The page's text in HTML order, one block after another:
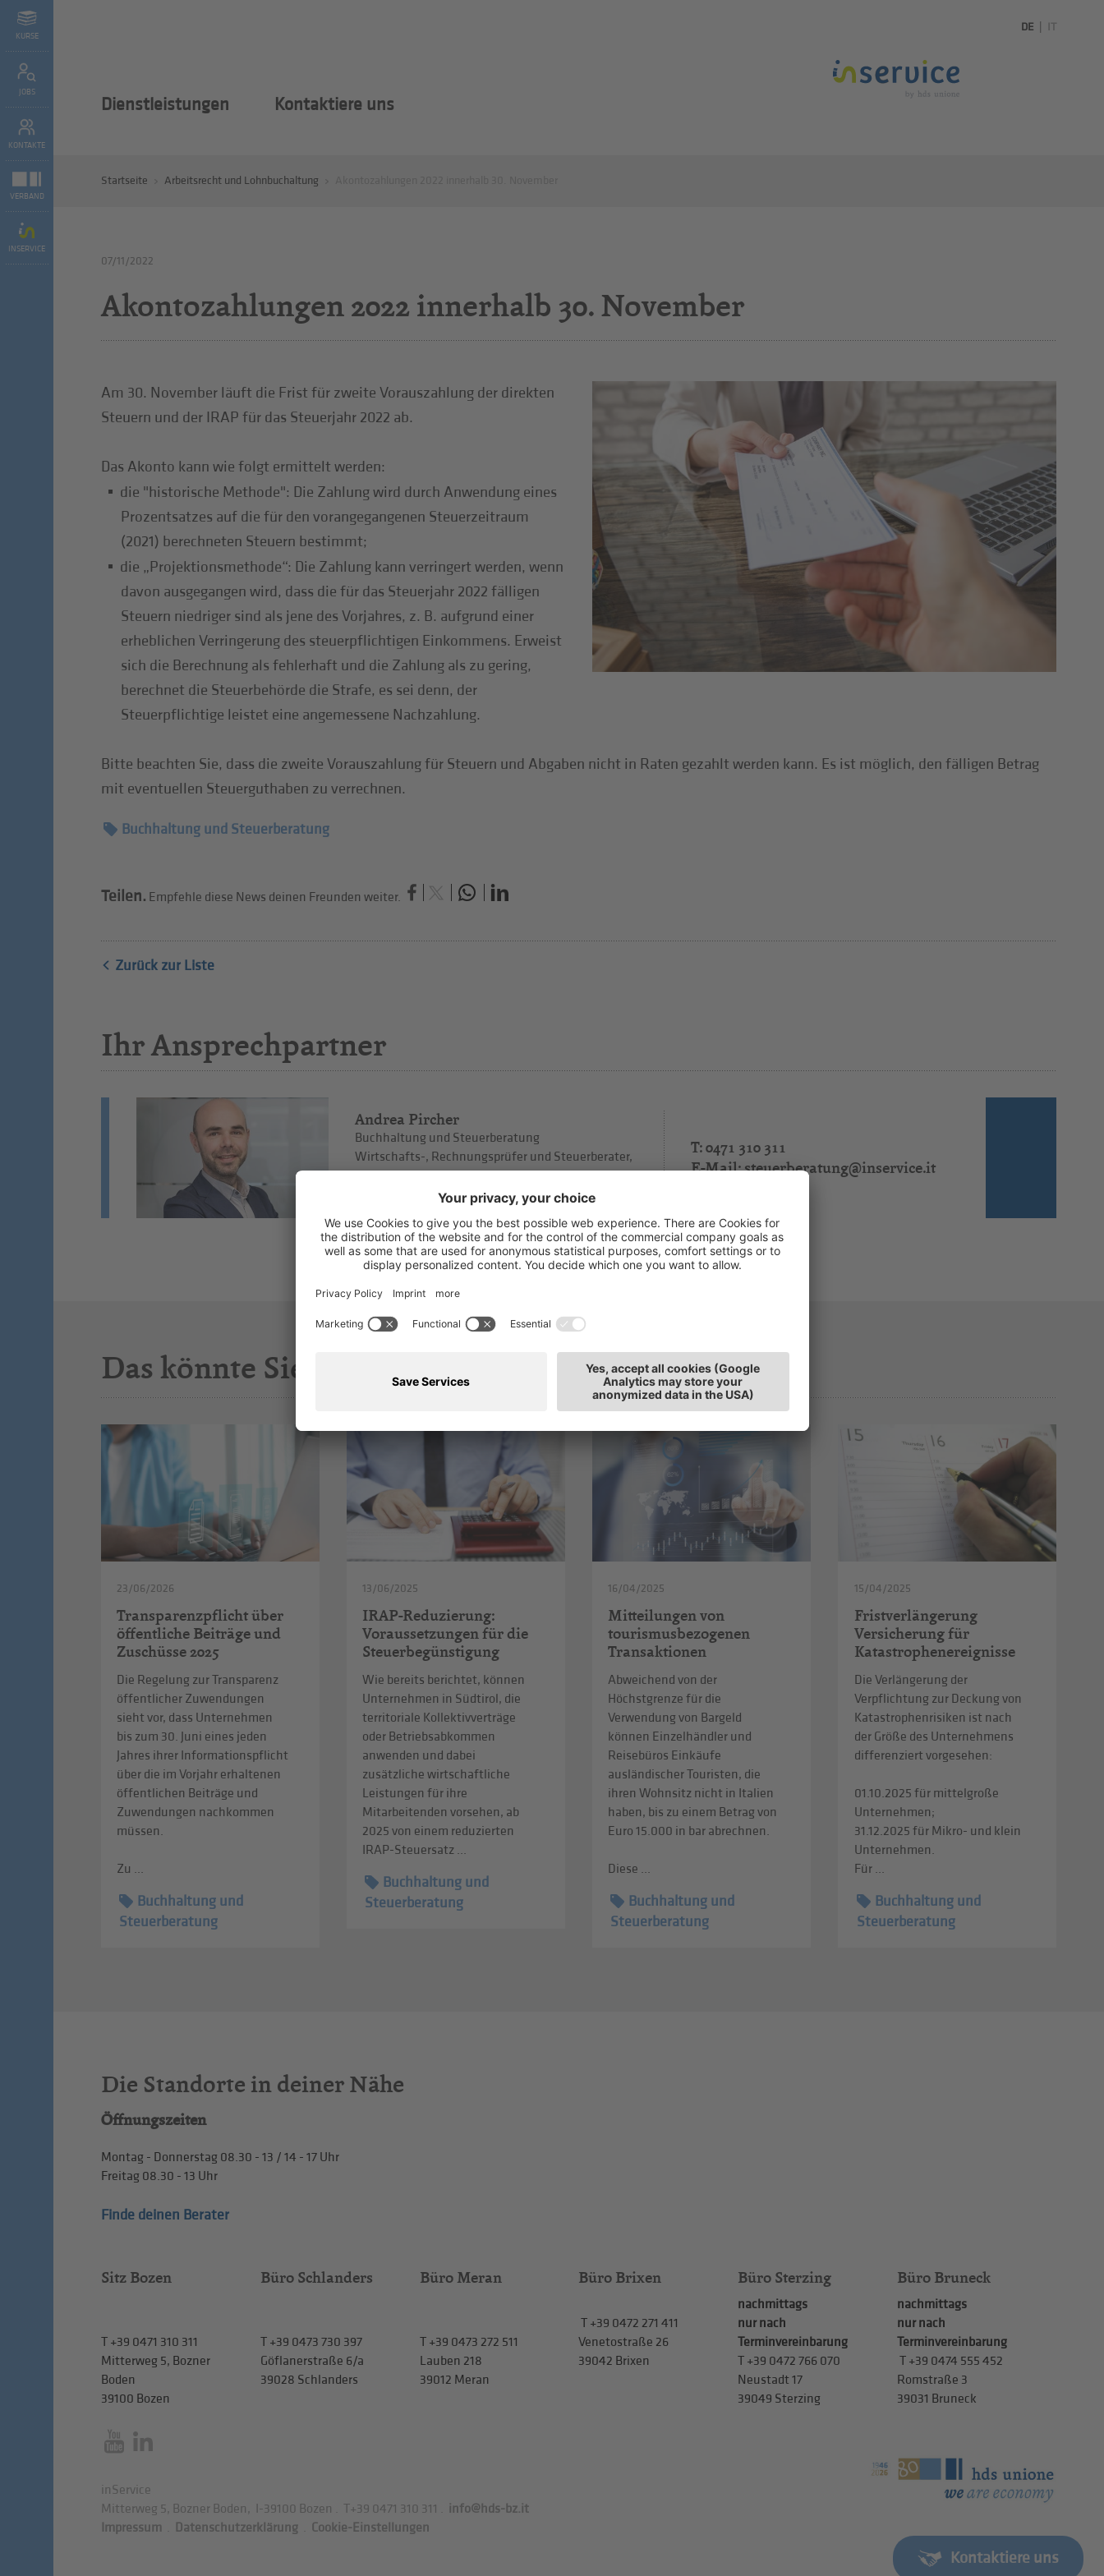
KURSE
JOBS
KONTAKTE
VERBAND
INSERVICE
DE IT
Dienstleistungen Kontaktiere uns
Startseite Arbeitsrecht und Lohnbuchaltung
07/11/2022
Akontozahlungen 2022 innerhalb 30. November
Am 30. November läuft die Frist für zweite Vorauszahlung der direkten
Steuern und der IRAP für das Steuerjahr 2022 ab.
Das Akonto kann wie folgt ermittelt werden:
die "historische Methode": Die Zahlung wird durch Anwendung eines
Prozentsatzes auf die für den vorangegangenen Steuerzeitraum
(2021) berechneten Steuern bestimmt;
die „Projektionsmethode“: Die Zahlung kann verringert werden, wenn
davon ausgegangen wird, dass die für das Steuerjahr 2022 fälligen
Steuern niedriger sind als jene des Vorjahres, z. B. aufgrund einer
erheblichen Verringerung des steuerpflichtigen Einkommens. Erweist
sich die Berechnung als fehlerhaft und die Zahlung als zu gering,
berechnet die Steuerbehörde die Strafe, es sei denn, der
Steuerpflichtige leistet eine angemessene Nachzahlung.
Bitte beachten Sie, dass die zweite Vorauszahlung für Steuern und Abgaben nicht in Raten gezahlt werden kann. Es ist möglich, den fälligen Betrag
mit eventuellen Steuerguthaben zu verrechnen.
Buchhaltung und Steuerberatung
Teilen. Empfehle diese News deinen Freunden weiter.
Zurück zur Liste
Ihr Ansprechpartner
Andrea Pircher
Buchhaltung und Steuerberatung
Wirtschafts-, Rechnungsprüfer und Steuerberater,
T: 0471 310 311
E-Mail:steuerberatung@inservice.it
Das könnte Sie auch interessieren
23/06/2026
Transparenzpflicht über
öffentliche Beiträge und
Zuschüsse 2025
Die Regelung zur Transparenz
öffentlicher Zuwendungen
sieht vor, dass Unternehmen
bis zum 30. Juni eines jeden
Jahres ihrer Informationspflicht
über die im Vorjahr erhaltenen
öffentlichen Beiträge und
Zuwendungen nachkommen
müssen.
Zu ...
Buchhaltung und
Steuerberatung
13/06/2025
IRAP-Reduzierung:
Voraussetzungen für die
Steuerbegünstigung
Wie bereits berichtet, können
Unternehmen in Südtirol, die
territoriale Kollektivverträge
oder Betriebsabkommen
anwenden und dabei
zusätzliche wirtschaftliche
Leistungen für ihre
Mitarbeitenden vorsehen, ab
2025 von einem reduzierten
IRAP-Steuersatz ...
Buchhaltung und
Steuerberatung
16/04/2025
Mitteilungen von
tourismusbezogenen
Transaktionen
Abweichend von der
Höchstgrenze für die
Verwendung von Bargeld
können Einzelhändler und
Reisebüros Einkäufe
ausländischer Touristen, die
ihren Wohnsitz nicht in Italien
haben, bis zu einem Betrag von
Euro 15.000 in bar abrechnen.
Diese ...
Buchhaltung und
Steuerberatung
15/04/2025
Fristverlängerung
Versicherung für
Katastrophenereignisse
Die Verlängerung der
Verpflichtung zur Deckung von
Katastrophenrisiken ist nach
der Größe des Unternehmens
differenziert vorgesehen:
01.10.2025 für mittelgroße
Unternehmen;
31.12.2025 für Mikro- und klein
Unternehmen.
Für ...
Buchhaltung und
Steuerberatung
Kontaktiere uns
Die Standorte in deiner Nähe
Öffnungszeiten
Montag - Donnerstag 08.30 - 13 / 14 - 17 Uhr
Freitag 08.30 - 13 Uhr
Finde deinen Berater
Sitz Bozen
T+39 0471 310 311
Mitterweg 5, Bozner
Boden
39100 Bozen
Büro Schlanders
T+39 0473 730 397
Göflanerstraße 6/a
39028 Schlanders
Büro Meran
T+39 0473 272 511
Lauben 218
39012 Meran
Büro Brixen
T +39 0472 271 411
Venetostraße 26
39042 Brixen
Büro Sterzing
nachmittags
nur nach
Terminvereinbarung
T +39 0472 766 070
Neustadt 17
39049 Sterzing
Büro Bruneck
nachmittags
nur nach
Terminvereinbarung
T +39 0474 555 452
Romstraße 3
39031 Bruneck
inService
Mitterweg 5, Bozner Boden
I-39100 Bozen T+39 0471 310 311
info@hds-bz.it
Impressum
Datenschutzerklärung Cookie-Einstellungen